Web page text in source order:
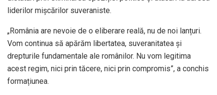
liderilor mișcărilor suveraniste.
„România are nevoie de o eliberare reală, nu de noi lanțuri.
Vom continua să apărăm libertatea, suveranitatea și
drepturile fundamentale ale românilor. Nu vom legitima
acest regim, nici prin tăcere, nici prin compromis”, a conchis
formațiunea.